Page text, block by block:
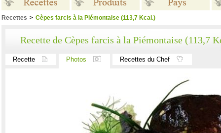
Recettes > Cèpes farcis à la Piémontaise (113,7 Kcal.)
Recette de Cèpes farcis à la Piémontaise (113,7
Recette Photos Recettes du Chef
Recettes Produits Pays